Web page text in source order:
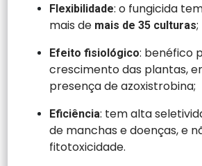
Flexibilidade: o fungicida
mais de mais de 35 culturas;
Efeito fisiológico: benéfico
crescimento das plantas,
presença de azoxistrobina;
Eficiência: tem alta
de manchas e doenças, e
fitotoxicidade.